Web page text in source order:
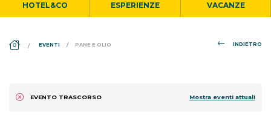
HOTEL&CO ESPERIENZE VACANZE
INDIETRO
DS_BREADCRUMB.HOME
EVENTI PANE E OLIO
EVENTO TRASCORSO Mostra eventi attuali